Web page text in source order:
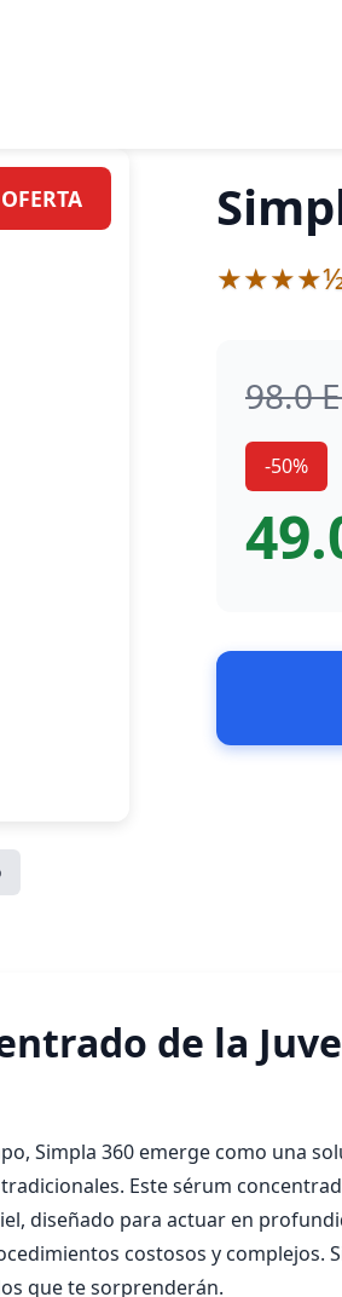
OFERTA
98.0
-50%
de la
Simpla 360 emerge como una
Este sérum
diseñado para actuar en
costosos y
que te sorprenderán.